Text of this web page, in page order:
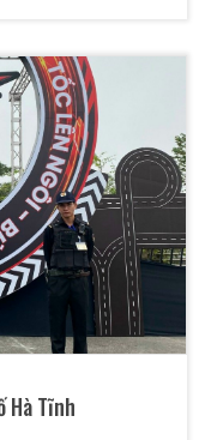
vệ cho bệnh
nhau. Nhiệm
an ninh, bảo vệ
kiểm soát nhân
chữa bệnh,
Hà Tĩnh